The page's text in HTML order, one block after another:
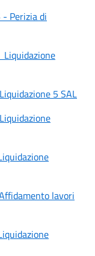
Perizia di
5 SAL
lavori